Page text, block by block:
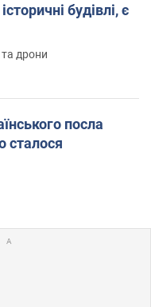
будівлі, є
дрони
посла
сталося